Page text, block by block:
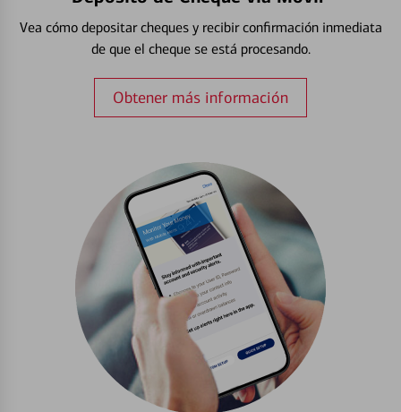
Vea cómo depositar cheques y recibir confirmación inmediata
de que el cheque se está procesando.
Obtener más información